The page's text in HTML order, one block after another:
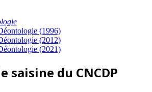
(1996)
(2012)
(2021)
saisine du CNCDP